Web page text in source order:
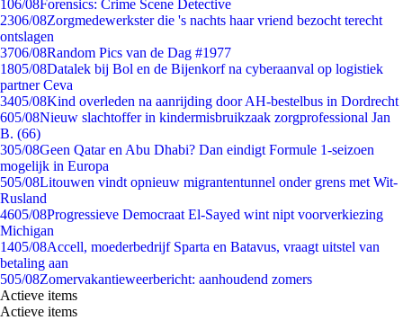
106/08Forensics: Crime Scene Detective
2306/08Zorgmedewerkster die 's nachts haar vriend bezocht terecht
ontslagen
3706/08Random Pics van de Dag #1977
1805/08Datalek bij Bol en de Bijenkorf na cyberaanval op logistiek
partner Ceva
3405/08Kind overleden na aanrijding door AH-bestelbus in Dordrecht
605/08Nieuw slachtoffer in kindermisbruikzaak zorgprofessional Jan
B. (66)
305/08Geen Qatar en Abu Dhabi? Dan eindigt Formule 1-seizoen
mogelijk in Europa
505/08Litouwen vindt opnieuw migrantentunnel onder grens met Wit-
Rusland
4605/08Progressieve Democraat El-Sayed wint nipt voorverkiezing
Michigan
1405/08Accell, moederbedrijf Sparta en Batavus, vraagt uitstel van
betaling aan
505/08Zomervakantieweerbericht: aanhoudend zomers
Actieve items
Actieve items